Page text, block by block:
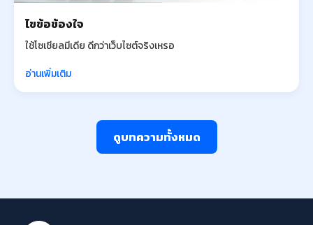
ไขข้อข้องใจ
ใช้โซเชียลมีเดีย ดีกว่าเว็บไซต์จริงเหรอ
อ่านเพิ่มเติม
ดูบทความทั้งหมด